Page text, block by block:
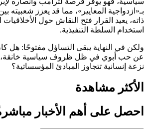
بـ«ازدواجية المعايير»، مما قد يعزز شعبيته
ذاته، يعيد القرار فتح النقاش حول الأخلاقيات
استخدام السلطة التنفيذية.
ولكن في النهاية يبقى التساؤل مفتوحًا: هل كان
عن حب أبوي في ظل ظروف سياسية خانقة،
نزعة إنسانية تتجاوز المبادئ المؤسساتية؟
الأكثر مشاهدة
احصل على أهم الأخبار